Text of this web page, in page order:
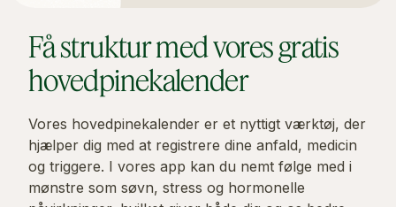
Få struktur med vores gratis
hovedpinekalender
Vores hovedpinekalender er et nyttigt værktøj, der
hjælper dig med at registrere dine anfald, medicin
og triggere. I vores app kan du nemt følge med i
mønstre som søvn, stress og hormonelle